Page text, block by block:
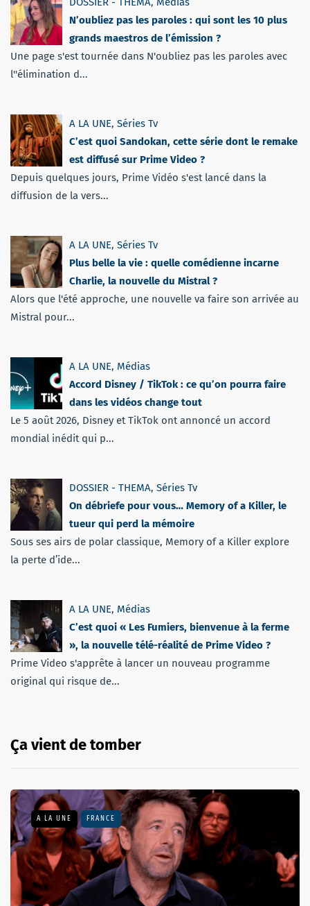
N’oubliez pas les paroles : qui sont les 10 plus
grands maestros de l’émission ?
Une page s'est tournée dans N'oubliez pas les paroles avec
l''élimination d...
A LA UNE, Séries Tv
C’est quoi Sandokan, cette série dont le remake
est diffusé sur Prime Video ?
Depuis quelques jours, Prime Vidéo s'est lancé dans la
diffusion de la vers...
A LA UNE, Séries Tv
Plus belle la vie : quelle comédienne incarne
Charlie, la nouvelle du Mistral ?
Alors que l'été approche, une nouvelle va faire son arrivée au
Mistral pour...
A LA UNE, Médias
Accord Disney / TikTok : ce qu’on pourra faire
dans les vidéos change tout
Le 5 août 2026, Disney et TikTok ont annoncé un accord
mondial inédit qui p...
DOSSIER - THEMA, Séries Tv
On débriefe pour vous… Memory of a Killer, le
tueur qui perd la mémoire
Sous ses airs de polar classique, Memory of a Killer explore
la perte d’ide...
A LA UNE, Médias
C’est quoi « Les Fumiers, bienvenue à la ferme
», la nouvelle télé-réalité de Prime Video ?
Prime Video s'apprête à lancer un nouveau programme
original qui risque de...
Ça vient de tomber
A LA UNE FRANCE